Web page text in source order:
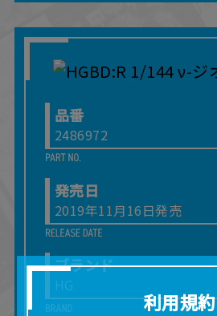
品番
2486972
発売日
2019年11月16日発売
ブランド
HG
利用規約